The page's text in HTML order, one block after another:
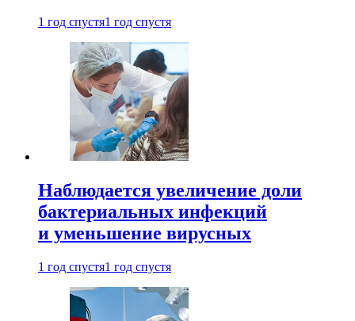
1 год спустя1 год спустя
Наблюдается увеличение доли
бактериальных инфекций
и уменьшение вирусных
1 год спустя1 год спустя